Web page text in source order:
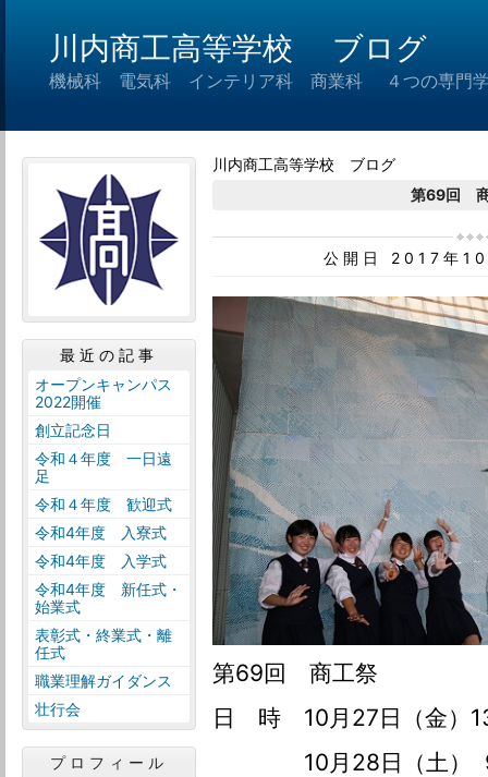
川内商工高等学校 ブログ
機械科 電気科 インテリア科 商業科 ４つの専門学
川内商工高等学校 ブログ
第69回
公開日 2017年
第69回 商工祭
日 時 10月27日（金）
10月28日（土） 9
最近の記事
オープンキャンパス
2022開催
創立記念日
令和４年度 一日遠
足
令和４年度 歓迎式
令和4年度 入寮式
令和4年度 入学式
令和4年度 新任式・
始業式
表彰式・終業式・離
任式
職業理解ガイダンス
壮行会
プロフィール